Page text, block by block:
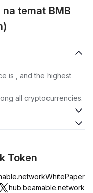
temat BMB
is , and the highest
all cryptocurrencies.
Token
WhitePaper
hub.beamable.network